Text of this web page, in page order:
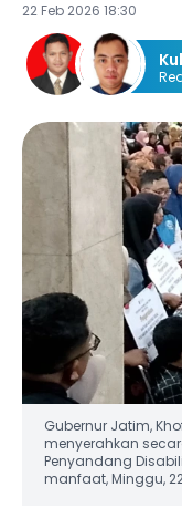
22 Feb 2026 18:30
Gubernur Jatim,
menyerahkan
Penyandang
manfaat, Minggu,